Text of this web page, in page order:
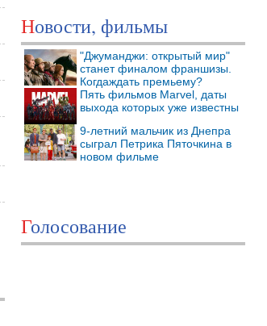
Новости, фильмы
"Джуманджи: открытый мир"
станет финалом франшизы.
Когдаждать премьему?
Пять фильмов Marvel, даты
выхода которых уже известны
9-летний мальчик из Днепра
сыграл Петрика Пяточкина в
новом фильме
Голосование